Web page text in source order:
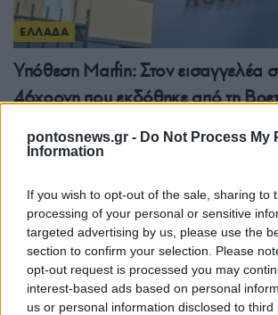
pontosnews.gr - Do Not Process My
Information
If you wish to opt-out of the sale, sharing to
processing of your personal or sensitive
targeted advertising by us, please use the
section to confirm your selection. Please
opt-out request is processed you may
interest-based ads based on personal
us or personal information disclosed to
ΕΛΛΑΔΑ
Υπόθεση Marfin: Στον εισαγγελέα
46χρονη που εκδόθηκε από τη